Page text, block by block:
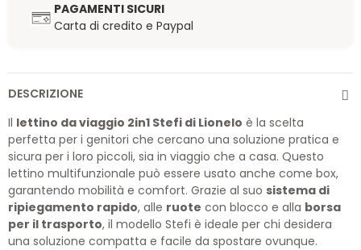
PAGAMENTI SICURI
Carta di credito e Paypal
DESCRIZIONE
Il lettino da viaggio 2in1 Stefi di Lionelo è la scelta
perfetta per i genitori che cercano una soluzione pratica e
sicura per i loro piccoli, sia in viaggio che a casa. Questo
lettino multifunzionale può essere usato anche come box,
garantendo mobilità e comfort. Grazie al suo sistema di
ripiegamento rapido, alle ruote con blocco e alla borsa
per il trasporto, il modello Stefi è ideale per chi desidera
una soluzione compatta e facile da spostare ovunque.